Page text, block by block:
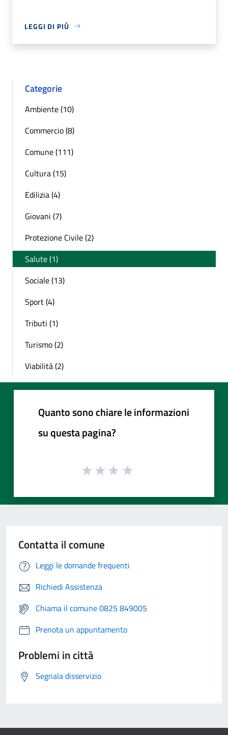
LEGGI DI PIÙ
Categorie
Ambiente (10)
Commercio (8)
Comune (111)
Cultura (15)
Edilizia (4)
Giovani (7)
Protezione Civile (2)
Salute (1)
Sociale (13)
Sport (4)
Tributi (1)
Turismo (2)
Viabilità (2)
Quanto sono chiare le informazioni
su questa pagina?
Contatta il comune
Leggi le domande frequenti
Richiedi Assistenza
Chiama il comune 0825 849005
Prenota un appuntamento
Problemi in città
Segnala disservizio